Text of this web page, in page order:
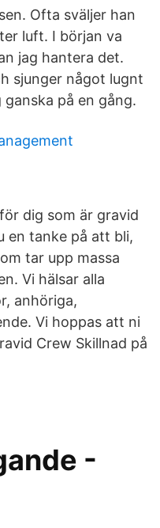
Ofta sväljer han
luft. I början va
jag hantera det.
sjunger något lugnt
på en gång.
dig som är gravid
en tanke på att bli,
tar upp massa
Vi hälsar alla
anhöriga,
Vi hoppas att ni
Crew Skillnad på
-